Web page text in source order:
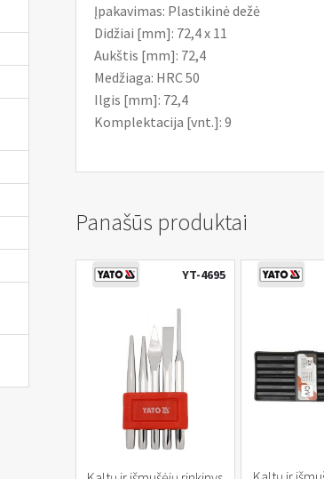
Įpakavimas: Plastikinė dežė
Didžiai [mm]: 72,4 x 11
Aukštis [mm]: 72,4
Medžiaga: HRC 50
Ilgis [mm]: 72,4
Komplektacija [vnt.]: 9
Panašūs produktai
YT-4695